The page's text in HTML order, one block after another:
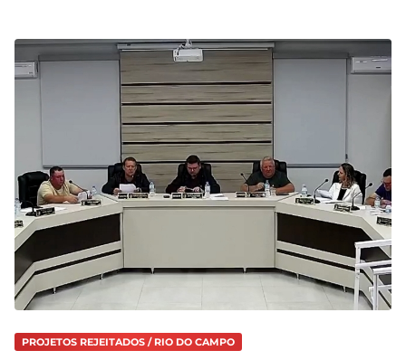
PROJETOS REJEITADOS / RIO DO CAMPO